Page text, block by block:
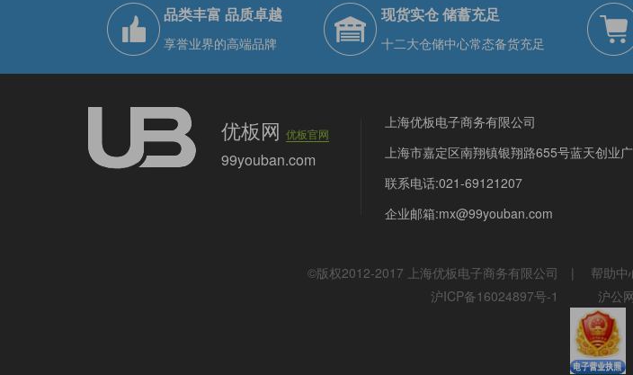
品类丰富 品质卓越
享誉业界的高端品牌
现货实仓 储蓄充足
十二大仓储中心常态备货充足
优板网优板官网
99youban.com
上海优板电子商务有限公司
上海市嘉定区南翔镇银翔路655号蓝天创业
联系电话:021-69121207
企业邮箱:mx@99youban.com
©版权2012-2017 上海优板电子商务有限公司 | 帮助中
沪ICP备16024897号-1
沪公